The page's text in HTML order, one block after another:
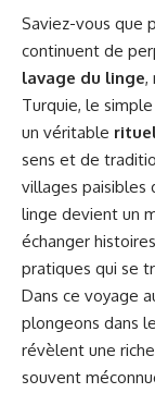
Saviez-vous que
continuent de
lavage du linge,
Turquie, le
un véritable
sens et de
villages paisibles
linge devient un
échanger
pratiques qui se
Dans ce voyage
plongeons dans
révèlent une
souvent